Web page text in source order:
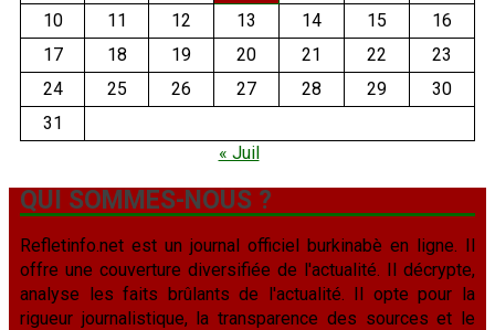
10
11 12 13 14 15
16
17
18 19 20 21 22
23
24
25 26 27 28 29
30
31
« Juil
QUI SOMMES-NOUS ?
Refletinfo.net est un journal officiel burkinabè en ligne. Il
offre une couverture diversifiée de l'actualité. Il décrypte,
analyse les faits brûlants de l'actualité. Il opte pour la
rigueur journalistique, la transparence des sources et le